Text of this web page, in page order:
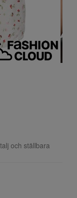
och ställbara